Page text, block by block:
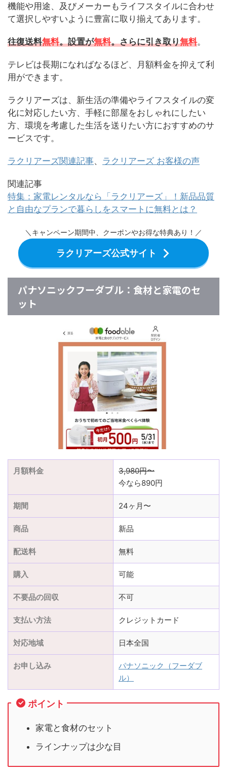
機能や用途、及びメーカーもライフスタイルに合わせ
て選択しやすいように豊富に取り揃えてあります。
往復送料無料。設置が無料。さらに引き取り無料。
テレビは長期になればなるほど、月額料金を抑えて利
用ができます。
ラクリアーズは、新生活の準備やライフスタイルの変
化に対応したい方、手軽に部屋をおしゃれにしたい
方、環境を考慮した生活を送りたい方におすすめのサ
ービスです。
ラクリアーズ関連記事、 ラクリアーズ お客様の声
関連記事
特集：家電レンタルなら「ラクリアーズ」！新品品質
と自由なプランで暮らしをスマートに無料とは？
＼キャンペーン期間中、クーポンやお得な特典あり！／
ラクリアーズ公式サイト
パナソニックフーダブル：食材と家電のセ
ット
月額料金
3,980円〜
今なら890円
期間 24ヶ月〜
商品 新品
配送料 無料
購入 可能
不要品の回収 不可
支払い方法 クレジットカード
対応地域 日本全国
お申し込み
パナソニック（フーダブ
ル）
ポイント
家電と食材のセット
ラインナップは少な目